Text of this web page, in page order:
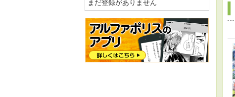
まだ登録がありません